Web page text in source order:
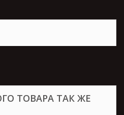
ТОВАРА ТАК ЖЕ